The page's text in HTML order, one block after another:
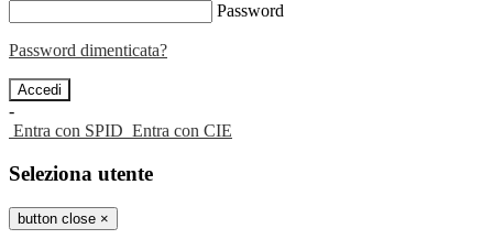
Password
Password dimenticata?
-
Entra con SPID Entra con CIE
Seleziona utente
button close ×